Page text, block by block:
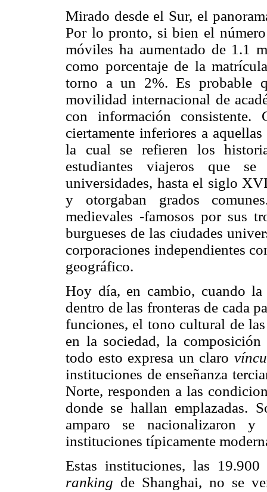
Mirado desde el Sur, el
Por lo pronto, si bien el
móviles ha aumentado de 1.1
como porcentaje de la
torno a un 2%. Es probable
movilidad internacional de
con información consistente.
ciertamente inferiores a
la cual se refieren los
estudiantes viajeros que
universidades, hasta el siglo
y otorgaban grados
medievales -famosos por sus
burgueses de las ciudades
corporaciones independientes
geográfico.
Hoy día, en cambio, cuando
dentro de las fronteras de cada
funciones, el tono cultural de
en la sociedad, la
todo esto expresa un claro
instituciones de enseñanza
Norte, responden a las
donde se hallan emplazadas.
amparo se nacionalizaron
instituciones típicamente
Estas instituciones, las
ranking de Shanghai, no se